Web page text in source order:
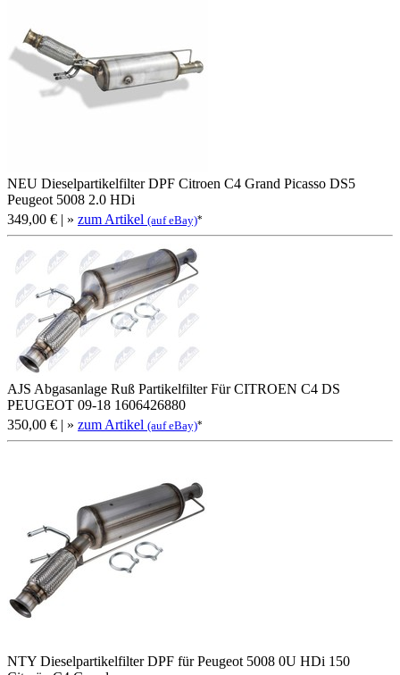
NEU Dieselpartikelfilter DPF Citroen C4 Grand Picasso DS5
Peugeot 5008 2.0 HDi
349,00 € | » zum Artikel (auf eBay)*
AJS Abgasanlage Ruß Partikelfilter Für CITROEN C4 DS
PEUGEOT 09-18 1606426880
350,00 € | » zum Artikel (auf eBay)*
NTY Dieselpartikelfilter DPF für Peugeot 5008 0U HDi 150